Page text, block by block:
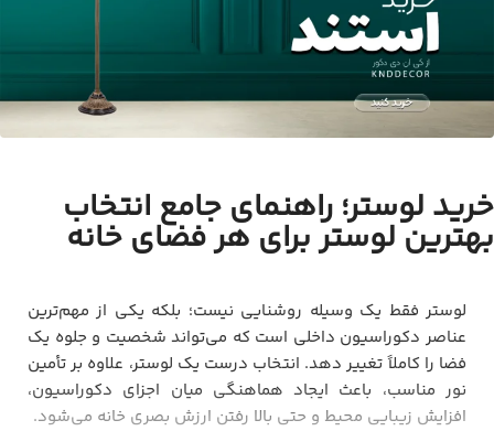
خرید لوستر؛ راهنمای جامع انتخاب
بهترین لوستر برای هر فضای خانه
لوستر فقط یک وسیله روشنایی نیست؛ بلکه یکی از مهم‌ترین
عناصر دکوراسیون داخلی است که می‌تواند شخصیت و جلوه یک
فضا را کاملاً تغییر دهد. انتخاب درست یک لوستر، علاوه بر تأمین
نور مناسب، باعث ایجاد هماهنگی میان اجزای دکوراسیون،
افزایش زیبایی محیط و حتی بالا رفتن ارزش بصری خانه می‌شود.